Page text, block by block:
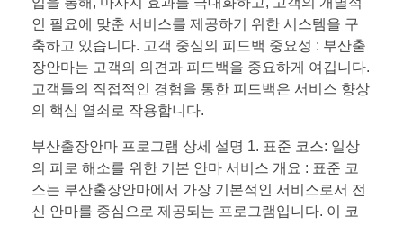
인 필요에 맞춘 서비스를 제공하기 위한 시스템을 구
축하고 있습니다. 고객 중심의 피드백 중요성 : 부산출
장안마는 고객의 의견과 피드백을 중요하게 여깁니다.
고객들의 직접적인 경험을 통한 피드백은 서비스 향상
의 핵심 열쇠로 작용합니다.
부산출장안마 프로그램 상세 설명 1. 표준 코스: 일상
의 피로 해소를 위한 기본 안마 서비스 개요 : 표준 코
스는 부산출장안마에서 가장 기본적인 서비스로서 전
신 안마를 중심으로 제공되는 프로그램입니다. 이 코